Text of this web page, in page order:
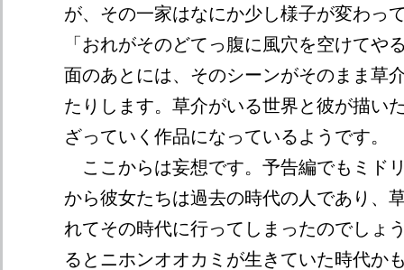
が、その一家はなにか少し様子が変わっ
「おれがそのどてっ腹に風穴を空けてや
面のあとには、そのシーンがそのまま草
たりします。草介がいる世界と彼が描い
ざっていく作品になっているようです。
ここからは妄想です。予告編でもミド
から彼女たちは過去の時代の人であり、
れてその時代に行ってしまったのでしょ
るとニホンオオカミが生きていた時代か